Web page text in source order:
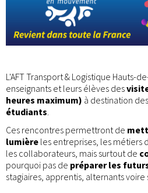
L'AFT Transport & Logistique Hauts-
enseignants et leurs élèves des
heures maximum) à destination des
étudiants
Ces rencontres permettront de
lumière les entreprises, les métiers
les collaborateurs, mais surtout de
pourquoi pas de préparer les
stagiaires, apprentis, alternants voire